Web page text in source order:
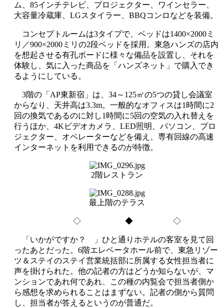
ム、85インチテレビ、プロジェクター、ワインセラー、
大容量冷蔵庫、LGスタイラー、BBQコンロなどを装備。
コンセプトルームは3タイプで、ベッドは1400×2000ミ
リ／900×2000ミリの2段ベッドを採用。東急ハンズの店内
を想起させる有孔ボードに様々な備品を設置し、それを
体験し、気に入った商品を「ハンズネット」で購入でき
るようにしている。
3階の「AP東新宿」は、34～125㎡の5つの貸し会議室
からなり、天井高は3.3m。一般的なオフィスは1時間に2
回の換気であるのに対し1時間に5回の空気の入れ替えを
行うほか、4Kビデオカメラ、LED照明、パソコン、プロ
ジェクター、オペレーターなどを備え、専有回線の高速
インターネットを利用できるのが特徴。
2階レストラン
最上階のテラス
◇ ◆ ◇
「いかがですか？ 」ひと通りホテルの客室を見て回
ったあとだった。6階エレベータホール前で、東急リゾー
ツ＆ステイのステイ営業統括部に所属する女性担当者に
声を掛けられた。他の記者の方はどうか知らないが、マ
ンションであれ何であれ、この種の内覧会で担当者側か
ら感想を求められることはまずない。記者の側から質問
し、担当者が答えるというのが普通だ。